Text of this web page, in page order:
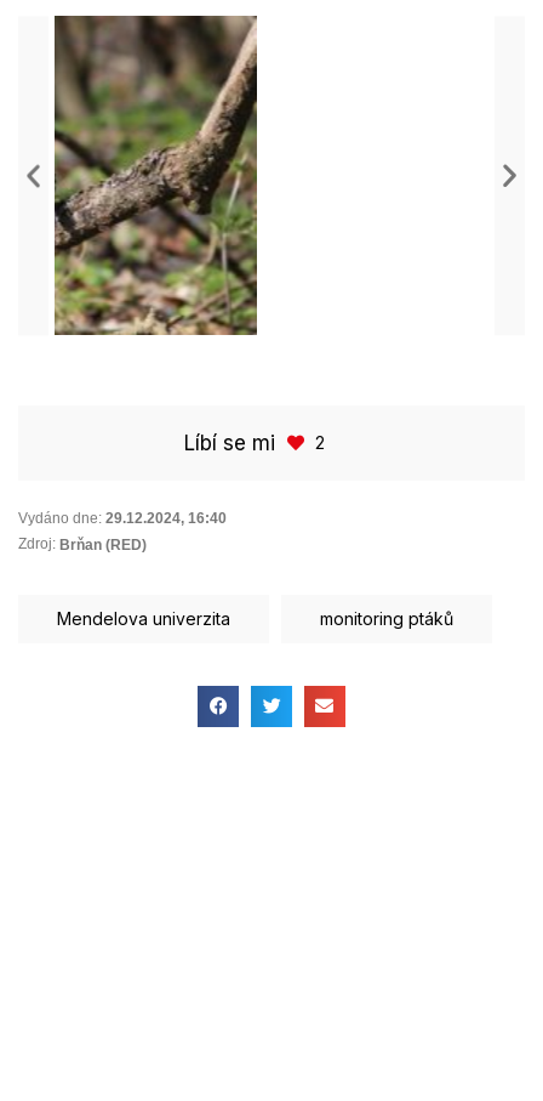
Líbí se mi 2
Vydáno dne: 29.12.2024, 16:40
Zdroj: Brňan (RED)
Mendelova univerzita monitoring ptáků